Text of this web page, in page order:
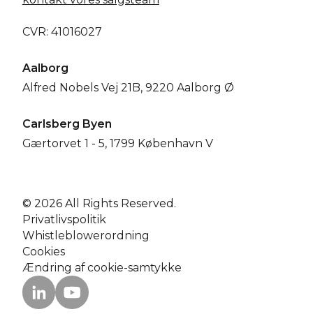
CVR: 41016027
Aalborg
Alfred Nobels Vej 21B, 9220 Aalborg Ø
Carlsberg Byen
Gærtorvet 1 - 5, 1799 København V
© 2026 All Rights Reserved.
Privatlivspolitik
Whistleblowerordning
Cookies
Ændring af cookie-samtykke